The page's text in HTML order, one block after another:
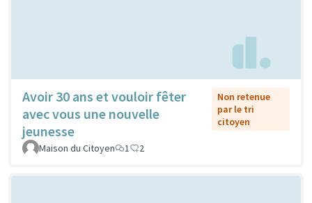
Avoir 30 ans et vouloir fêter
avec vous une nouvelle
jeunesse
Non retenue
par le tri
citoyen
Maison du Citoyen 1 2